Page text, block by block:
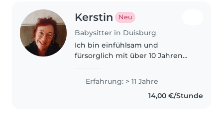
Kerstin Neu
Babysitter in Duisburg
Ich bin einfühlsam und
fürsorglich mit über 10 Jahren
Kinderbetreuung aller
Altersgruppen. Ob Vorlesen,
Basteln oder Hausaufgaben – ich
Erfahrung: > 11 Jahre
14,00 €/Stunde